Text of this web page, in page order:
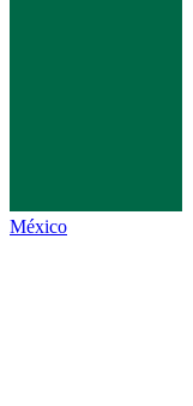
México